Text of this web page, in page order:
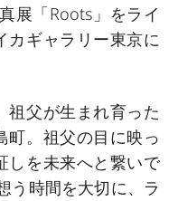
展「Roots」をライ
カギャラリー東京に
祖父が生まれ育った
町。祖父の目に映っ
しを未来へと繋いで
う時間を大切に、ラ